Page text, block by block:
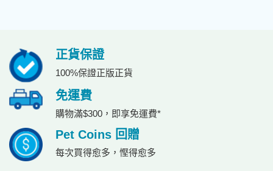
正貨保證
100%保證正版正貨
免運費
購物滿$300，即享免運費*
Pet Coins 回贈
每次買得愈多，慳得愈多